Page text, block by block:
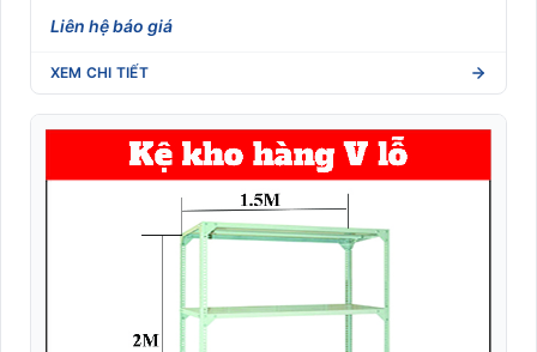
Liên hệ báo giá
XEM CHI TIẾT